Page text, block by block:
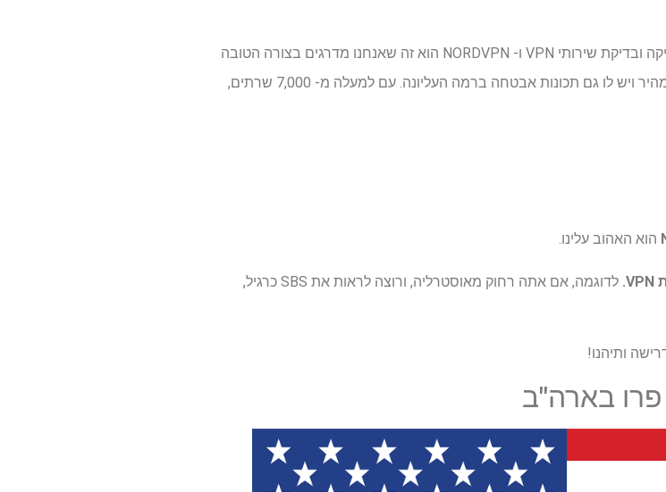
יש סיבה טובה ששמעת על nordvpn. אנו מתמחים בבדיקה ובדיקת שירותי VPN ו- NORDVPN הוא זה שאנחנו מדרגים בצורה הטובה
ביותר. זה יוצא מן הכלל בשירותי סטרימינג חוסמים, זה מהיר ויש לו גם תכונות אבטחה ברמה העליונה. עם למעלה מ- 7,000 שרתים,
הוא האהוב עלינו.
לדוגמה, אם אתה רחוק מאוסטרליה, ורוצה לראות את SBS כרגיל,
פרו בארה"ב